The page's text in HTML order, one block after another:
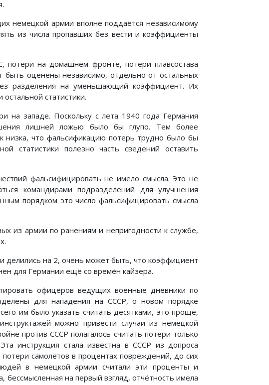
немецкой армии вполне поддаётся независимому
из числа пропавших без вести и коэффициенты
потери на домашнем фронте, потери плавсостава
быть оценены независимо, отдельно от остальных
разделения на уменьшающий коэффициент. Их
статистики.
на западе. Поскольку с лета 1940 года Германия
лишней ложью было бы глупо. Тем более
низка, что фальсификацию потерь трудно было бы
статистики полезно часть сведений оставить
фальсифицировать не имело смысла. Это не
командирами подразделений для улучшения
порядком это число фальсифицировать смысла
из армии по ранениям и непригодности к службе,
делились на 2, очень может быть, что коэффициент
для Германии ещё со времён кайзера.
офицеров ведущих военные дневники по
для нападения на СССР, о новом порядке
им было указать считать десятками, это проще,
можно привести случаи из немецкой
против СССР полагалось считать потери только
инструкция стала известна в СССР из допроса
самолётов в процентах повреждений, до сих
в немецкой армии считали эти проценты и
бессмысленная на первый взгляд, отчётность имела